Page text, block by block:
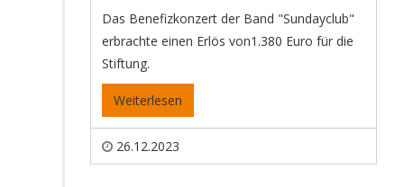
Das Benefizkonzert der Band "Sundayclub"
erbrachte einen Erlös von1.380 Euro für die
Stiftung.
Weiterlesen
26.12.2023